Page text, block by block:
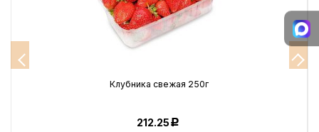
Клубника свежая 250г
212.25Р